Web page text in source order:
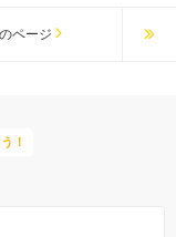
ページ
！